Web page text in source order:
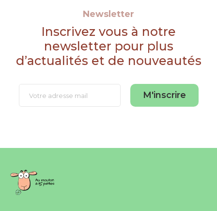
Newsletter
Inscrivez vous à notre
newsletter pour plus
d’actualités et de nouveautés
M'inscrire